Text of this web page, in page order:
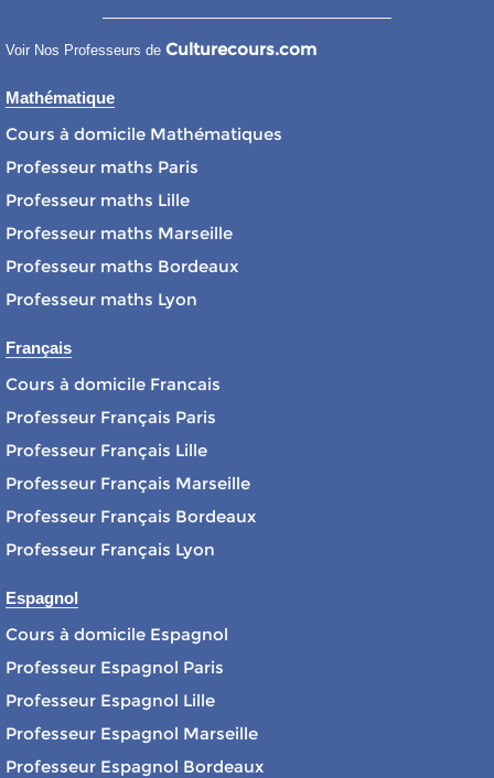
Voir Nos Professeurs de Culturecours.com
Mathématique
Cours à domicile Mathématiques
Professeur maths Paris
Professeur maths Lille
Professeur maths Marseille
Professeur maths Bordeaux
Professeur maths Lyon
Français
Cours à domicile Francais
Professeur Français Paris
Professeur Français Lille
Professeur Français Marseille
Professeur Français Bordeaux
Professeur Français Lyon
Espagnol
Cours à domicile Espagnol
Professeur Espagnol Paris
Professeur Espagnol Lille
Professeur Espagnol Marseille
Professeur Espagnol Bordeaux